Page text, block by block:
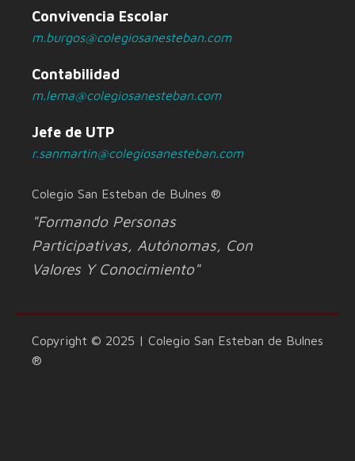
Convivencia Escolar
m.burgos@colegiosanesteban.com
Contabilidad
m.lema@colegiosanesteban.com
Jefe de UTP
r.sanmartin@colegiosanesteban.com
Colegio San Esteban de Bulnes ®
"Formando Personas
Participativas, Autónomas, Con
Valores Y Conocimiento"
Copyright © 2025 | Colegio San Esteban de Bulnes
®